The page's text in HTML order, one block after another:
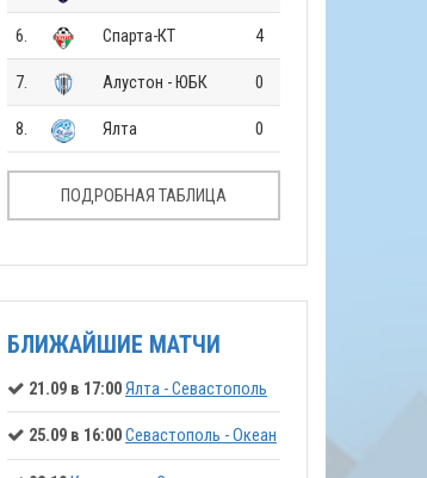
6. Спарта-КТ 4
7. Алустон - ЮБК 0
8. Ялта 0
ПОДРОБНАЯ ТАБЛИЦА
БЛИЖАЙШИЕ МАТЧИ
21.09 в 17:00Ялта - Севастополь
25.09 в 16:00Севастополь - Океан